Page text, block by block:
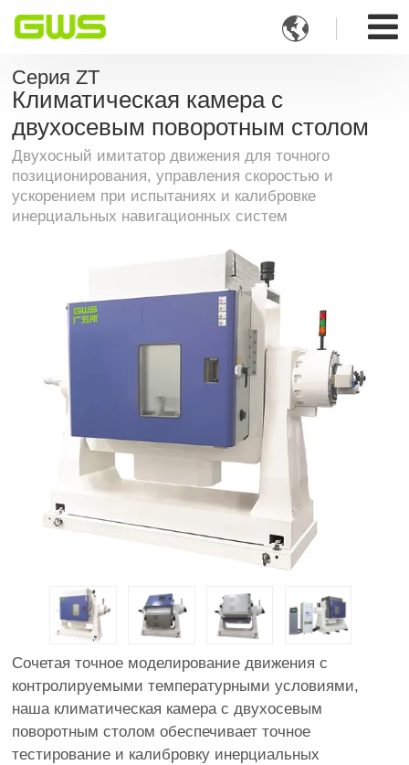

Серия ZT
Климатическая камера с
двухосевым поворотным столом
Двухосный имитатор движения для точного
позиционирования, управления скоростью и
ускорением при испытаниях и калибровке
инерциальных навигационных систем
Сочетая точное моделирование движения с
контролируемыми температурными условиями,
наша климатическая камера с двухосевым
поворотным столом обеспечивает точное
тестирование и калибровку инерциальных